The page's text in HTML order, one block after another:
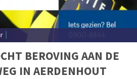
BEROVING AAN DE
IN AERDENHOUT